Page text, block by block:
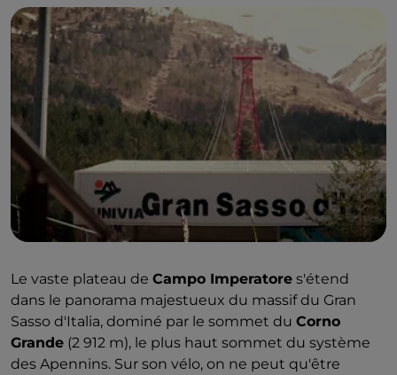
Curieusement, le domaine skiable a vu à plusieurs
reprises la présence du
pape Jean-Paul II
Wojtyla, qui aimait skier dans ces lieux et dans le
Campo Felice voisin.
Le vaste plateau de Campo Imperatore s'étend
dans le panorama majestueux du massif du Gran
Sasso d'Italia, dominé par le sommet du Corno
Grande (2 912 m), le plus haut sommet du système
des Apennins. Sur son vélo, on ne peut qu'être